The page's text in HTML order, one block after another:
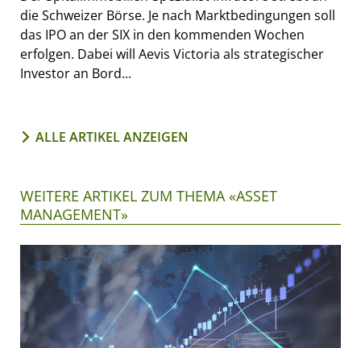
die Schweizer Börse. Je nach Marktbedingungen soll
das IPO an der SIX in den kommenden Wochen
erfolgen. Dabei will Aevis Victoria als strategischer
Investor an Bord...
ALLE ARTIKEL ANZEIGEN
WEITERE ARTIKEL ZUM THEMA «ASSET
MANAGEMENT»